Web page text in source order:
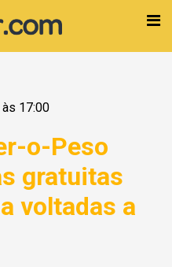
17:00
o-Peso
gratuitas
voltadas a